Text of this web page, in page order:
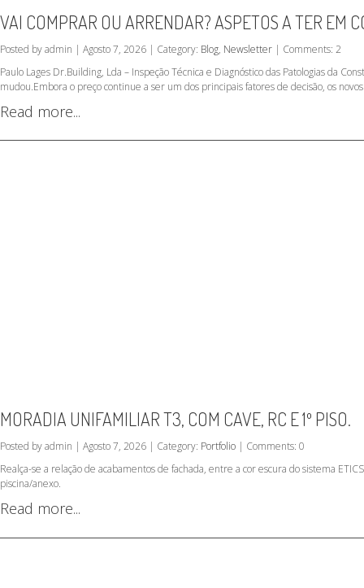
VAI COMPRAR OU ARRENDAR? ASPETOS A TER EM
Posted by admin | Agosto 7, 2026 | Category: Blog, Newsletter | Comments: 2
Paulo Lages Dr.Building, Lda – Inspeção Técnica e Diagnóstico das Patologias da
mudou.Embora o preço continue a ser um dos principais fatores de decisão, os
Read more...
MORADIA UNIFAMILIAR T3, COM CAVE, RC E 1º PISO.
Posted by admin | Agosto 7, 2026 | Category: Portfolio | Comments: 0
Realça-se a relação de acabamentos de fachada, entre a cor escura do sistema
piscina/anexo.
Read more...